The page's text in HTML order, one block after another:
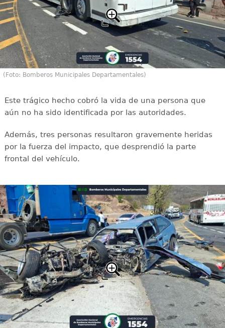
(Foto: Bomberos Municipales Departamentales)
Este trágico hecho cobró la vida de una persona que
aún no ha sido identificada por las autoridades.
Además, tres personas resultaron gravemente heridas
por la fuerza del impacto, que desprendió la parte
frontal del vehículo.